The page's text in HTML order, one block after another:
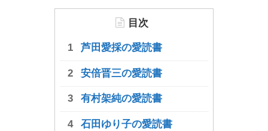
目次
芦田愛採の愛読書
安倍晋三の愛読書
有村架純の愛読書
石田ゆり子の愛読書